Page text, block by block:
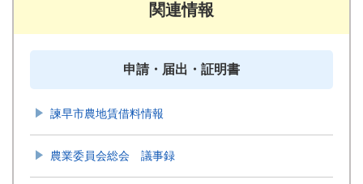
関連情報
申請・届出・証明書
諫早市農地賃借料情報
農業委員会総会 議事録